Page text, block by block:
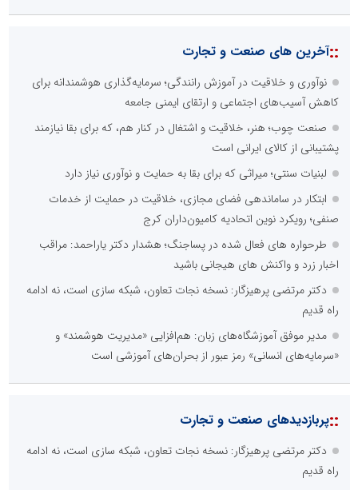
::آخرین های صنعت و تجارت
نوآوری و خلاقیت در آموزش رانندگی؛ سرمایه‌گذاری هوشمندانه برای
کاهش آسیب‌های اجتماعی و ارتقای ایمنی جامعه
صنعت چوب؛ هنر، خلاقیت و اشتغال در کنار هم، که برای بقا نیازمند
پشتیبانی از کالای ایرانی است
لبنیات سنتی؛ میراثی که برای بقا به حمایت و نوآوری نیاز دارد
ابتکار در ساماندهی فضای مجازی، خلاقیت در حمایت از خدمات
صنفی؛ رویکرد نوین اتحادیه کامیون‌داران کرج
طرحواره های فعال شده در پساجنگ؛ هشدار دکتر یاراحمد: مراقب
اخبار زرد و واکنش های هیجانی باشید
دکتر مرتضی پرهیزگار: نسخه نجات تعاون، شبکه سازی است، نه ادامه
راه قدیم
مدیر موفق آموزشگاه‌های زبان: هم‌افزایی «مدیریت هوشمند» و
«سرمایه‌های انسانی» رمز عبور از بحران‌های آموزشی است
::پربازدیدهای صنعت و تجارت
دکتر مرتضی پرهیزگار: نسخه نجات تعاون، شبکه سازی است، نه ادامه
راه قدیم